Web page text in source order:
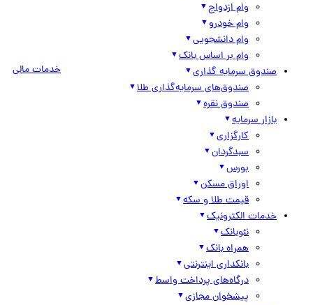
وام ازدواج
وام خودرو
وام دانشجویی
وام بر اساس بانک
صندوق سرمایه گذاری
صندوق‌های سرمایه‌گذاری طلا
صندوق نقره
بازار سرمایه
کارگزاری
سبدگردان
بورس
اوراق مسکن
قیمت طلا و سکه
خدمات الکترونیک
نئوبانک
همراه بانک
بانکداری اینترنتی
درگاه‌های پرداخت واسط
پیشخوان مجازی
خدمات مالی